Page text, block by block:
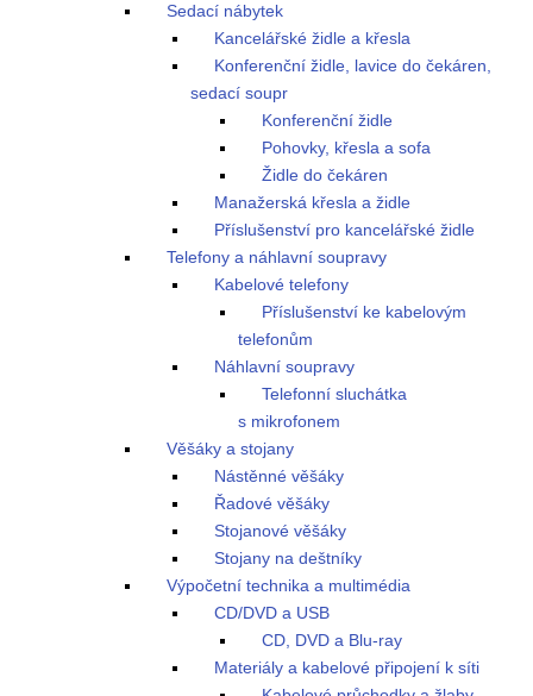
Sedací nábytek
Kancelářské židle a křesla
Konferenční židle, lavice do čekáren,
sedací soupr
Konferenční židle
Pohovky, křesla a sofa
Židle do čekáren
Manažerská křesla a židle
Příslušenství pro kancelářské židle
Telefony a náhlavní soupravy
Kabelové telefony
Příslušenství ke kabelovým
telefonům
Náhlavní soupravy
Telefonní sluchátka
s mikrofonem
Věšáky a stojany
Nástěnné věšáky
Řadové věšáky
Stojanové věšáky
Stojany na deštníky
Výpočetní technika a multimédia
CD/DVD a USB
CD, DVD a Blu-ray
Materiály a kabelové připojení k síti